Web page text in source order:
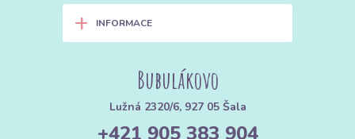
polštáře a jemnější oděvy. Spirálový zip se
při poškození často sám opraví, zatímco u
Jaké nitě jsou nejlepší na šití bavlny a úpletu?
Pro většinu běžného šití se používají
+ INFORMACE
Bubulákovo
Lužná 2320/6, 927 05 Šala
+421 905 383 904